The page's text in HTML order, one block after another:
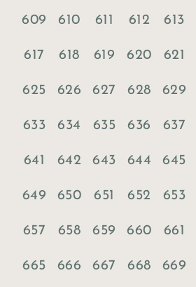
609 610 611 612 613
617 618 619 620 621
625 626 627 628 629
633 634 635 636 637
641 642 643 644 645
649 650 651 652 653
657 658 659 660 661
665 666 667 668 669